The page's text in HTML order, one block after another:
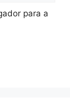
para a